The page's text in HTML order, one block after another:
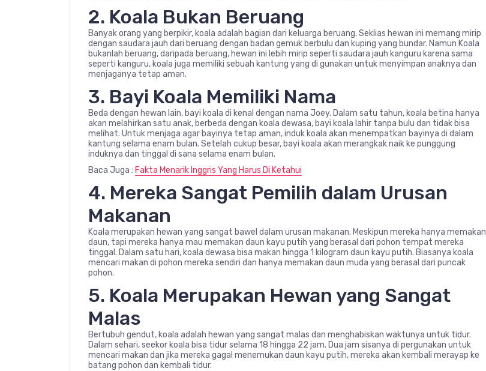
2. Koala Bukan Beruang
Banyak orang yang berpikir, koala adalah bagian dari keluarga beruang. Seklias hewan ini memang mirip
dengan saudara jauh dari beruang dengan badan gemuk berbulu dan kuping yang bundar. Namun Koala
bukanlah beruang, daripada beruang, hewan ini lebih mirip seperti saudara jauh kanguru karena sama
seperti kanguru, koala juga memiliki sebuah kantung yang di gunakan untuk menyimpan anaknya dan
menjaganya tetap aman.
3. Bayi Koala Memiliki Nama
Beda dengan hewan lain, bayi koala di kenal dengan nama Joey. Dalam satu tahun, koala betina hanya
akan melahirkan satu anak, berbeda dengan koala dewasa, bayi koala lahir tanpa bulu dan tidak bisa
melihat. Untuk menjaga agar bayinya tetap aman, induk koala akan menempatkan bayinya di dalam
kantung selama enam bulan. Setelah cukup besar, bayi koala akan merangkak naik ke punggung
induknya dan tinggal di sana selama enam bulan.
Baca Juga : Fakta Menarik Inggris Yang Harus Di Ketahui
4. Mereka Sangat Pemilih dalam Urusan
Makanan
Koala merupakan hewan yang sangat bawel dalam urusan makanan. Meskipun mereka hanya memakan
daun, tapi mereka hanya mau memakan daun kayu putih yang berasal dari pohon tempat mereka
tinggal. Dalam satu hari, koala dewasa bisa makan hingga 1 kilogram daun kayu putih. Biasanya koala
mencari makan di pohon mereka sendiri dan hanya memakan daun muda yang berasal dari puncak
pohon.
5. Koala Merupakan Hewan yang Sangat
Malas
Bertubuh gendut, koala adalah hewan yang sangat malas dan menghabiskan waktunya untuk tidur.
Dalam sehari, seekor koala bisa tidur selama 18 hingga 22 jam. Dua jam sisanya di pergunakan untuk
mencari makan dan jika mereka gagal menemukan daun kayu putih, mereka akan kembali merayap ke
batang pohon dan kembali tidur.